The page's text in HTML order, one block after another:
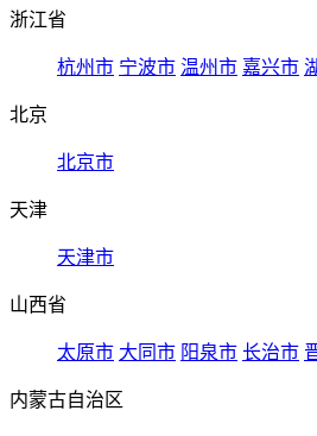
浙江省
杭州市 宁波市 温州市 嘉兴市
北京
北京市
天津
天津市
山西省
太原市 大同市 阳泉市 长治市
内蒙古自治区